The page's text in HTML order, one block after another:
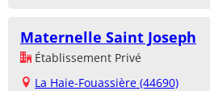
Maternelle Saint Joseph
Établissement Privé
La Haie-Fouassière (44690)